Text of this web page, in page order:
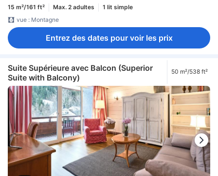
15 m²/161 ft² Max. 2 adultes
1 lit simple
vue : Montagne
Entrez des dates pour voir les prix
Suite Supérieure avec Balcon (Superior
Suite with Balcony)
50 m²/538 ft²